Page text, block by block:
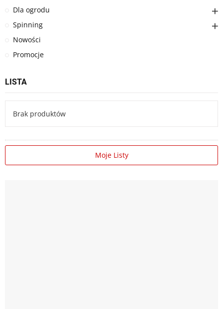
Dla ogrodu
Spinning
Nowości
Promocje
LISTA
Brak produktów
Moje Listy